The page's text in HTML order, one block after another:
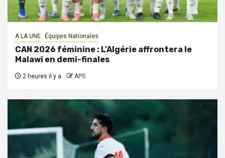
A LA UNE Équipes Nationales
CAN 2026 féminine : L’Algérie affrontera le
Malawi en demi-finales
2 heures il y a APS